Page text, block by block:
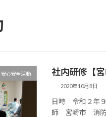
安心安全活動 社内研修【
2020年10月8日
日時 令和２年
師 宮崎市 消防